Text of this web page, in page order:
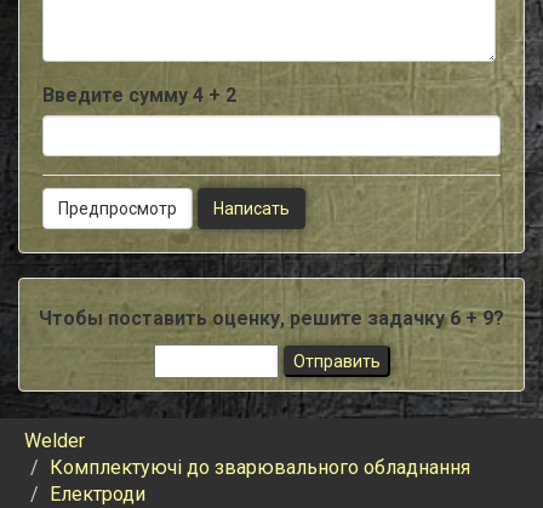
Введите сумму 4 + 2
Чтобы поставить оценку, решите задачку 6 + 9?
Welder
Комплектуючі до зварювального обладнання
Електроди